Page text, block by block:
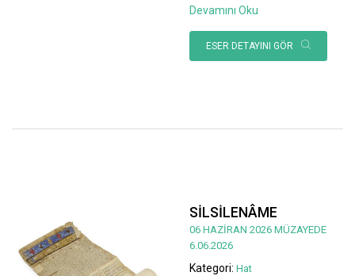
Devamını Oku
ESER DETAYINI GÖR
SİLSİLENÂME
06 HAZİRAN 2026 MÜZAYEDE
6.06.2026
Kategori: Hat